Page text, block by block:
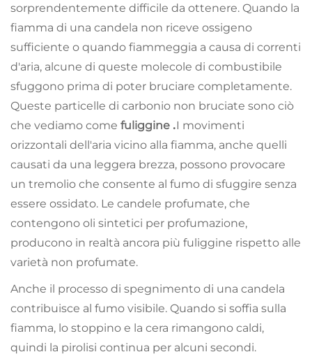
sorprendentemente difficile da ottenere. Quando la
fiamma di una candela non riceve ossigeno
sufficiente o quando fiammeggia a causa di correnti
d'aria, alcune di queste molecole di combustibile
sfuggono prima di poter bruciare completamente.
Queste particelle di carbonio non bruciate sono ciò
che vediamo come fuliggine .I movimenti
orizzontali dell'aria vicino alla fiamma, anche quelli
causati da una leggera brezza, possono provocare
un tremolio che consente al fumo di sfuggire senza
essere ossidato. Le candele profumate, che
contengono oli sintetici per profumazione,
producono in realtà ancora più fuliggine rispetto alle
varietà non profumate.
Anche il processo di spegnimento di una candela
contribuisce al fumo visibile. Quando si soffia sulla
fiamma, lo stoppino e la cera rimangono caldi,
quindi la pirolisi continua per alcuni secondi.